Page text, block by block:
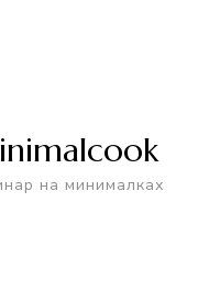
на минималках